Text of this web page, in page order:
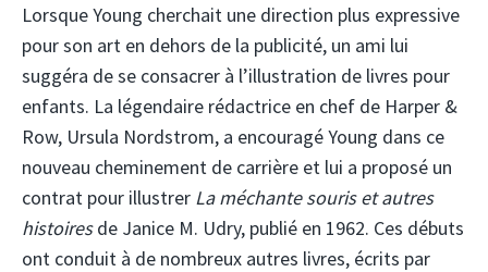
Lorsque Young cherchait une direction plus expressive
pour son art en dehors de la publicité, un ami lui
suggéra de se consacrer à l’illustration de livres pour
enfants. La légendaire rédactrice en chef de Harper &
Row, Ursula Nordstrom, a encouragé Young dans ce
nouveau cheminement de carrière et lui a proposé un
contrat pour illustrer La méchante souris et autres
histoiresde Janice M. Udry, publié en 1962. Ces débuts
ont conduit à de nombreux autres livres, écrits par